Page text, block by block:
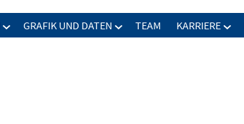
GRAFIK UND DATEN TEAM KARRIERE